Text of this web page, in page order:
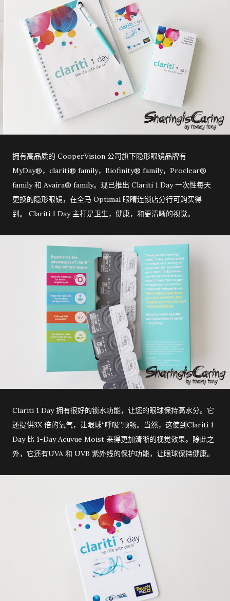
拥有高品质的 CooperVision 公司旗下隐形眼镜品牌有
MyDay®，clariti® family，Biofinity® family，Proclear®
family 和 Avaira® family。现已推出 Clariti 1 Day 一次性每天
更换的隐形眼镜，在全马 Optimal 眼睛连锁店分行可购买得
到。 Clariti 1 Day 主打是卫生，健康，和更清晰的视觉。
Clariti 1 Day 拥有很好的锁水功能，让您的眼球保持高水分。它
还提供3X 倍的氧气，让眼球“呼吸”顺畅。当然，这使到Clariti 1
Day 比 1-Day Acuvue Moist 来得更加清晰的视觉效果。除此之
外，它还有UVA 和 UVB 紫外线的保护功能，让眼球保持健康。